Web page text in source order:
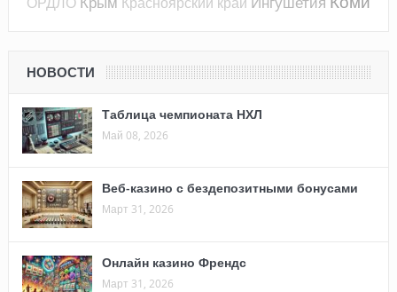
НОВОСТИ
Таблица чемпионата НХЛ
Май 08, 2026
Веб-казино с бездепозитными бонусами
Март 31, 2026
Онлайн казино Френдс
Март 31, 2026